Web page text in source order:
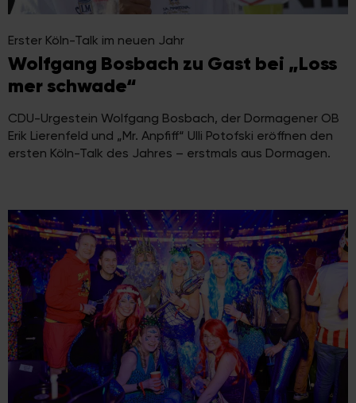
Erster Köln-Talk im neuen Jahr
Wolfgang Bosbach zu Gast bei „Loss
mer schwade“
CDU-Urgestein Wolfgang Bosbach, der Dormagener OB
Erik Lierenfeld und „Mr. Anpfiff“ Ulli Potofski eröffnen den
ersten Köln-Talk des Jahres – erstmals aus Dormagen.